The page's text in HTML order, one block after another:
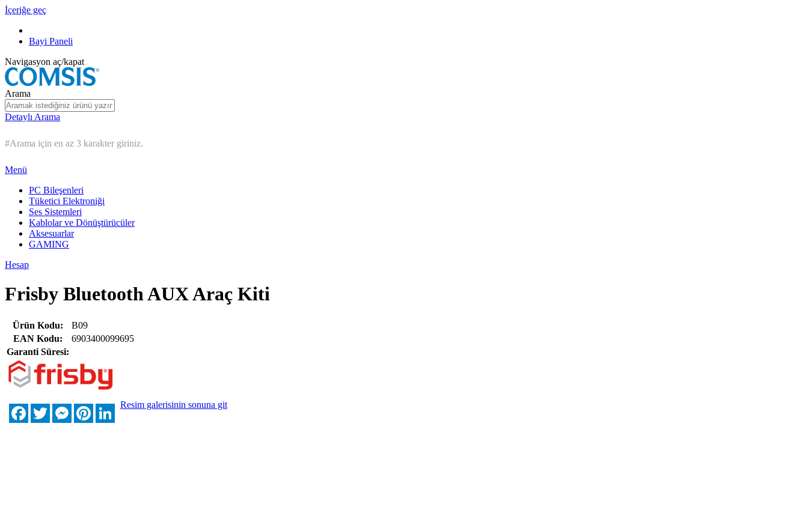
İçeriğe geç
Bayi Paneli
Navigasyon aç/kapat
Arama
Detaylı Arama
#Arama için en az 3 karakter giriniz.
Menü
PC Bileşenleri
Tüketici Elektroniği
Ses Sistemleri
Kablolar ve Dönüştürücüler
Aksesuarlar
GAMING
Hesap
Frisby Bluetooth AUX Araç Kiti
Ürün Kodu:
B09
EAN Kodu:
6903400099695
Garanti Süresi:
FacebookTwitterMessengerPinterestLinkedIn
Resim galerisinin sonuna git